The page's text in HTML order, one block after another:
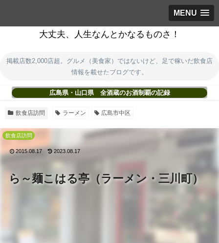
MENU
大丈夫、人生なんとかなるものさ！
掲載店数2,000店超。グルメ（美食家）ではないけど、足で稼いだ飲食店
情報を載せたブログです。
広島県・山口県 全酒蔵のお酒制覇の記録
飲食店訪問 ラーメン 広島市中区
ら～麺こはる亭（ラーメン・三川町）
飲食店訪問
2015.08.17 2023.08.17